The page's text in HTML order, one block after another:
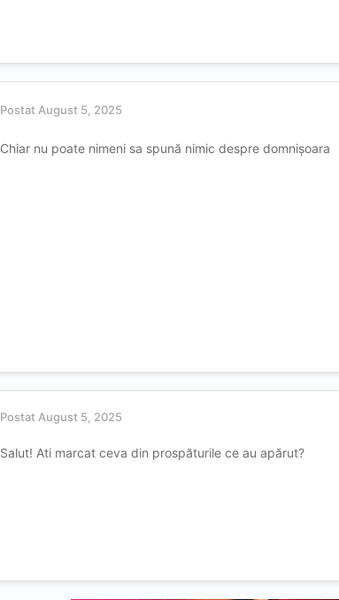
Postat August 5, 2025
Chiar nu poate nimeni sa spună nimic despre domnișoara
Postat August 5, 2025
Salut! Ati marcat ceva din prospăturile ce au apărut?